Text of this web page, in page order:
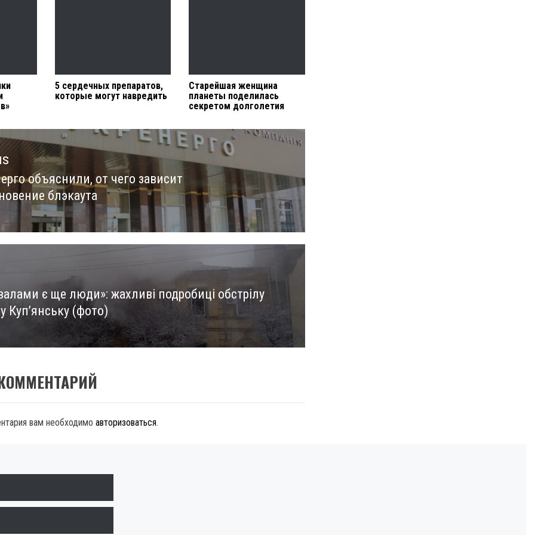
5 сердечных препаратов,
которые могут навредить
Старейшая женщина
планеты поделилась
секретом долголетия
объяснили, от чего зависит
блэкаута
є ще люди»: жахливі подробиці обстрілу
у Куп’янську (фото)
вам необходимо авторизоваться.